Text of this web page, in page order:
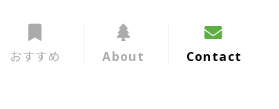
おすすめ About Contact